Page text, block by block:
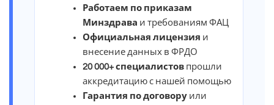
Работаем по приказам
Минздрава и требованиям ФАЦ
Официальная лицензия и
внесение данных в ФРДО
20 000+ специалистов прошли
аккредитацию с нашей помощью
Гарантия по договору или